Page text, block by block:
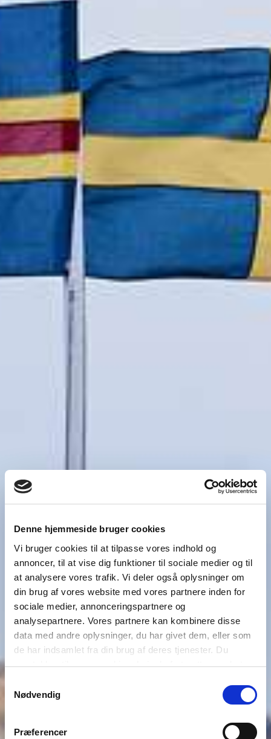
Denne hjemmeside bruger cookies
Vi bruger cookies til at tilpasse vores indhold og
annoncer, til at vise dig funktioner til sociale medier og til
at analysere vores trafik. Vi deler også oplysninger om
din brug af vores website med vores partnere inden for
sociale medier, annonceringspartnere og
analysepartnere. Vores partnere kan kombinere disse
data med andre oplysninger, du har givet dem, eller som
de har indsamlet fra din brug af deres tjenester. Du
samtykker til vores cookies, hvis du fortsætter med at
Nødvendig
Præferencer